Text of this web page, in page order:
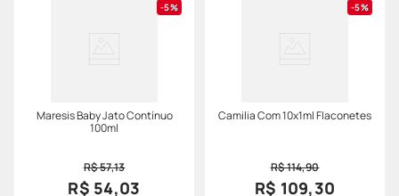
5%
Maresis Baby Jato Contínuo
100ml
R$ 57,13
R$ 54,03
5%
Camilia Com 10x1ml Flaconetes
R$ 114,90
R$ 109,30